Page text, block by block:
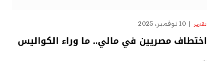
تقارير 10 نوفمبر، 2025
اختطاف مصريين في مالي.. ما وراء الكواليس
…